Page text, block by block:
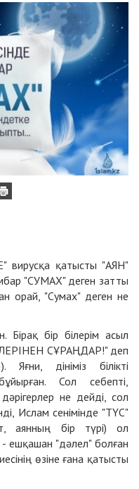
вирусқа қатысты "АЯН"
"СУМАХ" деген затты
орай, "Сумах" деген не
Бірақ бір білерім асыл
СҰРАҢДАР!" деп
дініміз білікті
Сол себепті,
не дейді, сол
Ислам сенімінде "ТҮС"
бір түрі) ол
- ешқашан "дәлел" болған
өзіне ғана қатысты